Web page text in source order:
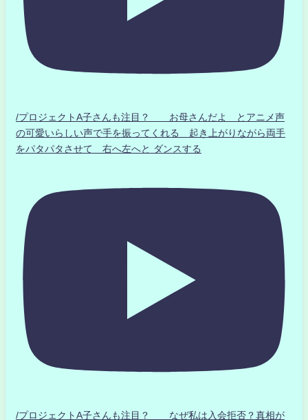
/プロジェクトA子さんも注目？ お母さんだよ とアニメ声
の可愛いらしい声で手を振ってくれる 起き上がりながら両手
をパタパタさせて 右へ左へと ダンスする
/プロジェクトA子さんも注目？ なぜ私は入会拒否？真相が